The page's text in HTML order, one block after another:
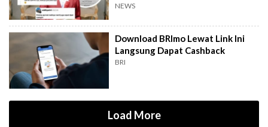
NEWS
Download BRImo Lewat Link Ini
Langsung Dapat Cashback
BRI
Load More